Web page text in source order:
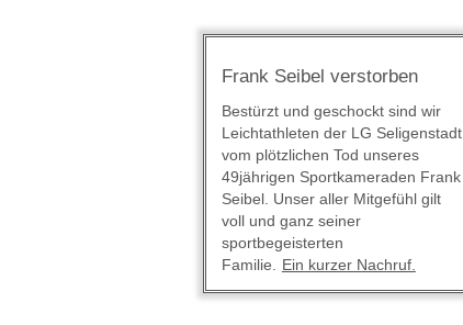
Frank Seibel verstorben
Bestürzt und geschockt sind wir
Leichtathleten der LG Seligenstadt
vom plötzlichen Tod unseres
49jährigen Sportkameraden Frank
Seibel. Unser aller Mitgefühl gilt
voll und ganz seiner
sportbegeisterten
Familie.
Ein kurzer Nachruf.